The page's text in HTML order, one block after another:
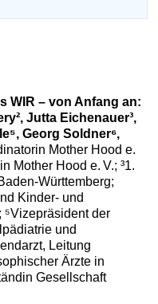
WIR – von Anfang an:
Jutta Eichenauer³,
Georg Soldner⁶,
Mother Hood e.
Mother Hood e. V.; ³1.
Württemberg;
Kinder- und
⁵Vizepräsident der
und
Leitung
Ärzte in
Gesellschaft